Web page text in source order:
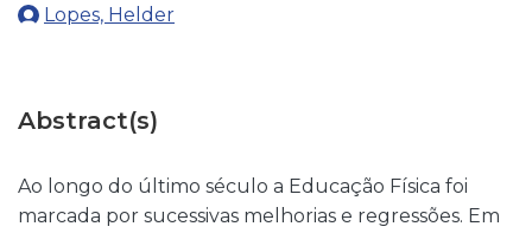
Lopes, Helder
Abstract(s)
Ao longo do último século a Educação Física foi
marcada por sucessivas melhorias e regressões. Em